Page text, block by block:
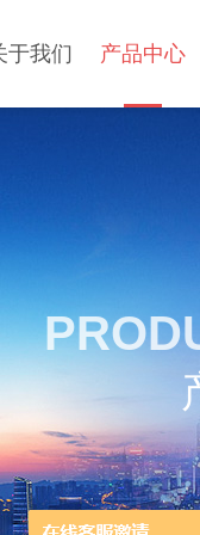
于我们 产品中心